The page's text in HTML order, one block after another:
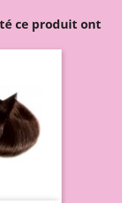
ce produit ont